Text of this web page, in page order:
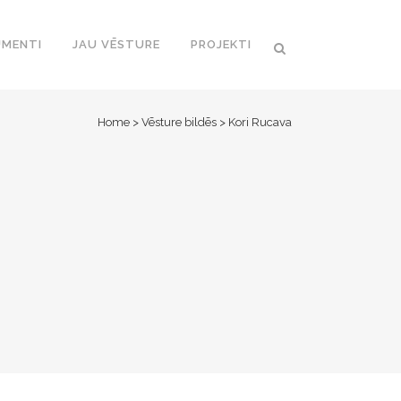
JAU VĒSTURE PROJEKTI
Home > Vēsture bildēs > Kori Rucava